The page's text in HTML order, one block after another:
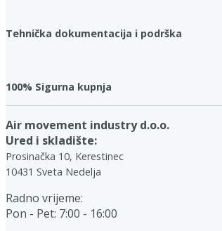
Tehnička dokumentacija i podrška
100% Sigurna kupnja
Air movement industry d.o.o.
Ured i skladište:
Prosinačka 10, Kerestinec
10431 Sveta Nedelja
Radno vrijeme:
Pon - Pet: 7:00 - 16:00